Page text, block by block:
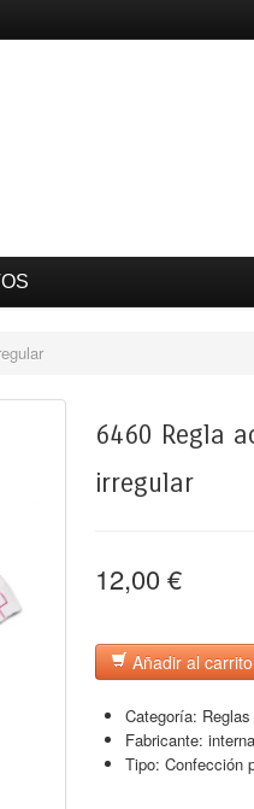
6460 Regla
irregular
12,00 €
Añadir al carrito
Categoría: Reglas
Fabricante:
Tipo:Confección